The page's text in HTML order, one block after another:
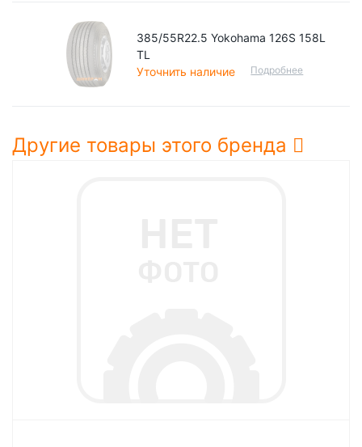
385/55R22.5 Yokohama 126S 158L
TL
Уточнить наличие
Подробнее
Другие товары этого бренда